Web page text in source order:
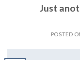
Just
POSTED